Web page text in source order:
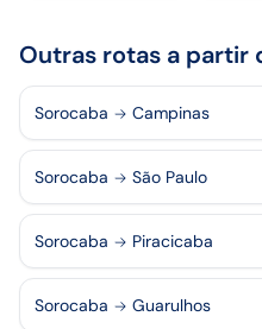
Outras rotas a partir
Sorocaba Campinas
Sorocaba São Paulo
Sorocaba Piracicaba
Sorocaba Guarulhos